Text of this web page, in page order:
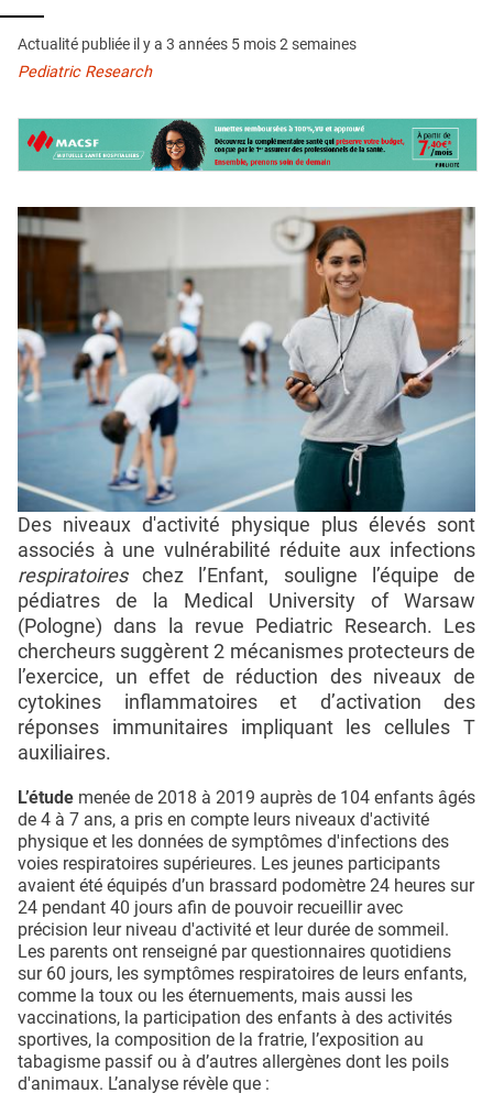
CONDITIONS GÉNÉRALES
CONTACT
Actualité publiée il y a 3 années 5 mois 2 semaines
Pediatric Research
Des niveaux d'activité physique plus élevés sont
associés à une vulnérabilité réduite aux infections
respiratoireschez l’Enfant, souligne l’équipe de
pédiatres de la Medical University of Warsaw
(Pologne) dans la revue Pediatric Research. Les
chercheurs suggèrent 2 mécanismes protecteurs de
l’exercice, un effet de réduction des niveaux de
cytokines inflammatoires et d’activation des
réponses immunitaires impliquant les cellules T
auxiliaires.
L’étude menée de 2018 à 2019 auprès de 104 enfants âgés
de 4 à 7 ans, a pris en compte leurs niveaux d'activité
physique et les données de symptômes d'infections des
voies respiratoires supérieures. Les jeunes participants
avaient été équipés d’un brassard podomètre 24 heures sur
24 pendant 40 jours afin de pouvoir recueillir avec
précision leur niveau d'activité et leur durée de sommeil.
Les parents ont renseigné par questionnaires quotidiens
sur 60 jours, les symptômes respiratoires de leurs enfants,
comme la toux ou les éternuements, mais aussi les
vaccinations, la participation des enfants à des activités
sportives, la composition de la fratrie, l’exposition au
tabagisme passif ou à d’autres allergènes dont les poils
d'animaux. L’analyse révèle que :